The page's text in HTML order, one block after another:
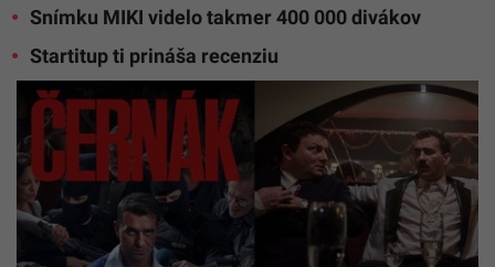
Snímku MIKI videlo takmer 400 000 divákov
Startitup ti prináša recenziu